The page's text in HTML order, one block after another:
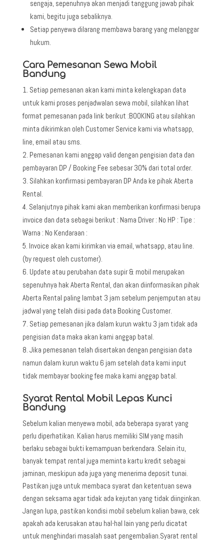
sengaja, sepenuhnya akan menjadi tanggung jawab pihak
kami, begitu juga sebaliknya.
Setiap penyewa dilarang membawa barang yang melanggar
hukum.
Cara Pemesanan Sewa Mobil
Bandung
Setiap pemesanan akan kami minta kelengkapan data
untuk kami proses penjadwalan sewa mobil, silahkan lihat
format pemesanan pada link berikut :BOOKING atau silahkan
minta dikirimkan oleh Customer Service kami via whatsapp,
line, email atau sms.
Pemesanan kami anggap valid dengan pengisian data dan
pembayaran DP / Booking Fee sebesar 30% dari total order.
Silahkan konfirmasi pembayaran DP Anda ke pihak Aberta
Rental.
Selanjutnya pihak kami akan memberikan konfirmasi berupa
invoice dan data sebagai berikut : Nama Driver : No HP : Tipe :
Warna : No Kendaraan :
Invoice akan kami kirimkan via email, whatsapp, atau line.
(by request oleh customer).
Update atau perubahan data supir & mobil merupakan
sepenuhnya hak Aberta Rental, dan akan diinformasikan pihak
Aberta Rental paling lambat 3 jam sebelum penjemputan atau
jadwal yang telah diisi pada data Booking Customer.
Setiap pemesanan jika dalam kurun waktu 3 jam tidak ada
pengisian data maka akan kami anggap batal.
Jika pemesanan telah disertakan dengan pengisian data
namun dalam kurun waktu 6 jam setelah data kami input
tidak membayar booking fee maka kami anggap batal.
Syarat Rental Mobil Lepas Kunci
Bandung
Sebelum kalian menyewa mobil, ada beberapa syarat yang
perlu diperhatikan. Kalian harus memiliki SIM yang masih
berlaku sebagai bukti kemampuan berkendara. Selain itu,
banyak tempat rental juga meminta kartu kredit sebagai
jaminan, meskipun ada juga yang menerima deposit tunai.
Pastikan juga untuk membaca syarat dan ketentuan sewa
dengan seksama agar tidak ada kejutan yang tidak diinginkan.
Jangan lupa, pastikan kondisi mobil sebelum kalian bawa, cek
apakah ada kerusakan atau hal-hal lain yang perlu dicatat
untuk menghindari masalah saat pengembalian.Syarat rental